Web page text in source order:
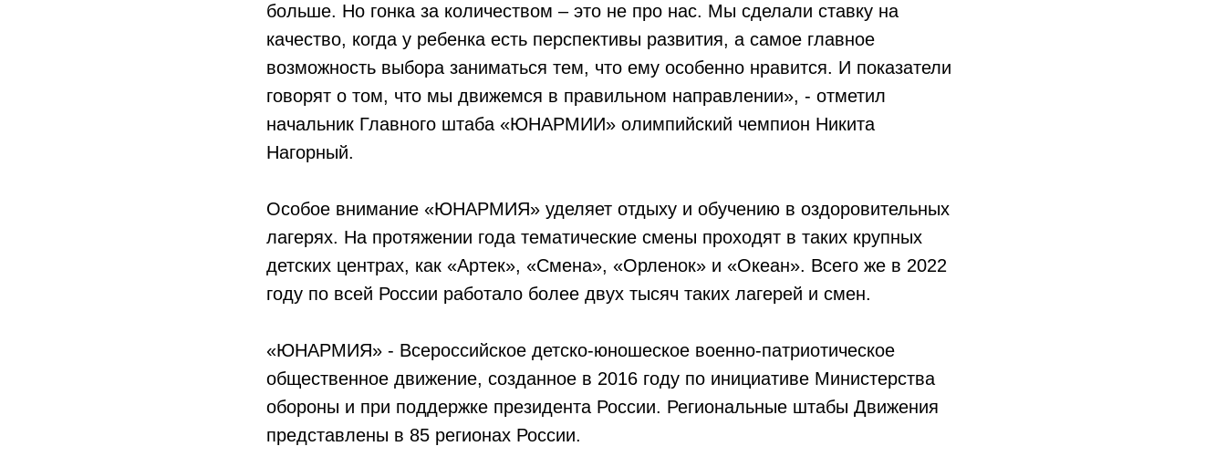
больше. Но гонка за количеством – это не про нас. Мы сделали ставку на
качество, когда у ребенка есть перспективы развития, а самое главное
возможность выбора заниматься тем, что ему особенно нравится. И показатели
говорят о том, что мы движемся в правильном направлении», - отметил
начальник Главного штаба «ЮНАРМИИ» олимпийский чемпион Никита
Нагорный.
Особое внимание «ЮНАРМИЯ» уделяет отдыху и обучению в оздоровительных
лагерях. На протяжении года тематические смены проходят в таких крупных
детских центрах, как «Артек», «Смена», «Орленок» и «Океан». Всего же в 2022
году по всей России работало более двух тысяч таких лагерей и смен.
«ЮНАРМИЯ» - Всероссийское детско-юношеское военно-патриотическое
общественное движение, созданное в 2016 году по инициативе Министерства
обороны и при поддержке президента России. Региональные штабы Движения
представлены в 85 регионах России.